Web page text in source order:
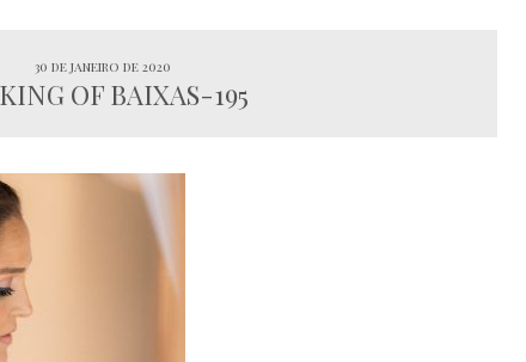
30 de janeiro de 2020
OF BAIXAS-195